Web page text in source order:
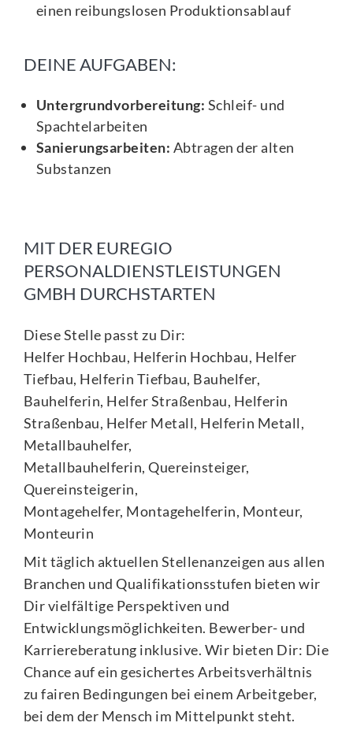
einen reibungslosen Produktionsablauf
DEINE AUFGABEN:
Untergrundvorbereitung: Schleif- und
Spachtelarbeiten
Sanierungsarbeiten: Abtragen der alten
Substanzen
MIT DER EUREGIO
PERSONALDIENSTLEISTUNGEN
GMBH DURCHSTARTEN
Diese Stelle passt zu Dir:
Helfer Hochbau, Helferin Hochbau, Helfer
Tiefbau, Helferin Tiefbau, Bauhelfer,
Bauhelferin, Helfer Straßenbau, Helferin
Straßenbau, Helfer Metall, Helferin Metall,
Metallbauhelfer,
Metallbauhelferin, Quereinsteiger,
Quereinsteigerin,
Montagehelfer, Montagehelferin, Monteur,
Monteurin
Mit täglich aktuellen Stellenanzeigen aus allen
Branchen und Qualifikationsstufen bieten wir
Dir vielfältige Perspektiven und
Entwicklungsmöglichkeiten. Bewerber- und
Karriereberatung inklusive. Wir bieten Dir: Die
Chance auf ein gesichertes Arbeitsverhältnis
zu fairen Bedingungen bei einem Arbeitgeber,
bei dem der Mensch im Mittelpunkt steht.